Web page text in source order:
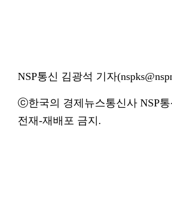
NSP통신 김광석 기자
ⓒ한국의 경제뉴스통신사 NSP통
전재-재배포 금지.